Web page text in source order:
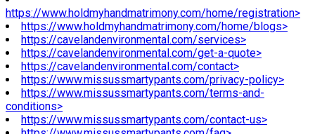
https://www.holdmyhandmatrimony.com/home/registration>
https://www.holdmyhandmatrimony.com/home/blogs>
https://cavelandenvironmental.com/services>
https://cavelandenvironmental.com/get-a-quote>
https://cavelandenvironmental.com/contact>
https://www.missussmartypants.com/privacy-policy>
https://www.missussmartypants.com/terms-and-
conditions>
https://www.missussmartypants.com/contact-us>